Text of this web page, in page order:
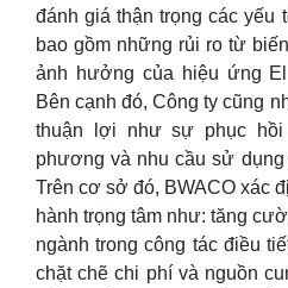
đánh giá thận trọng các yếu
bao gồm những rủi ro từ
ảnh hưởng của hiệu ứng
Bên cạnh đó, Công ty cũng
thuận lợi như sự phục
phương và nhu cầu sử
Trên cơ sở đó, BWACO xác
hành trọng tâm như: tăng
ngành trong công tác điều
chặt chẽ chi phí và nguồn